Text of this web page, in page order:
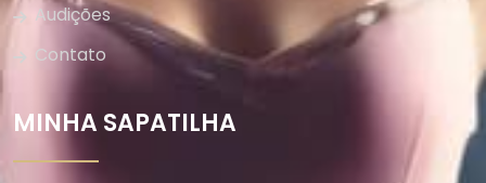
Audições
Contato
MINHA SAPATILHA